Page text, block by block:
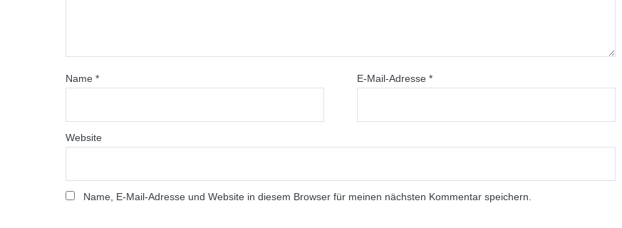
Name * E-Mail-Adresse*
Website
Name, E-Mail-Adresse und Website in diesem Browser für meinen nächsten Kommentar speichern.